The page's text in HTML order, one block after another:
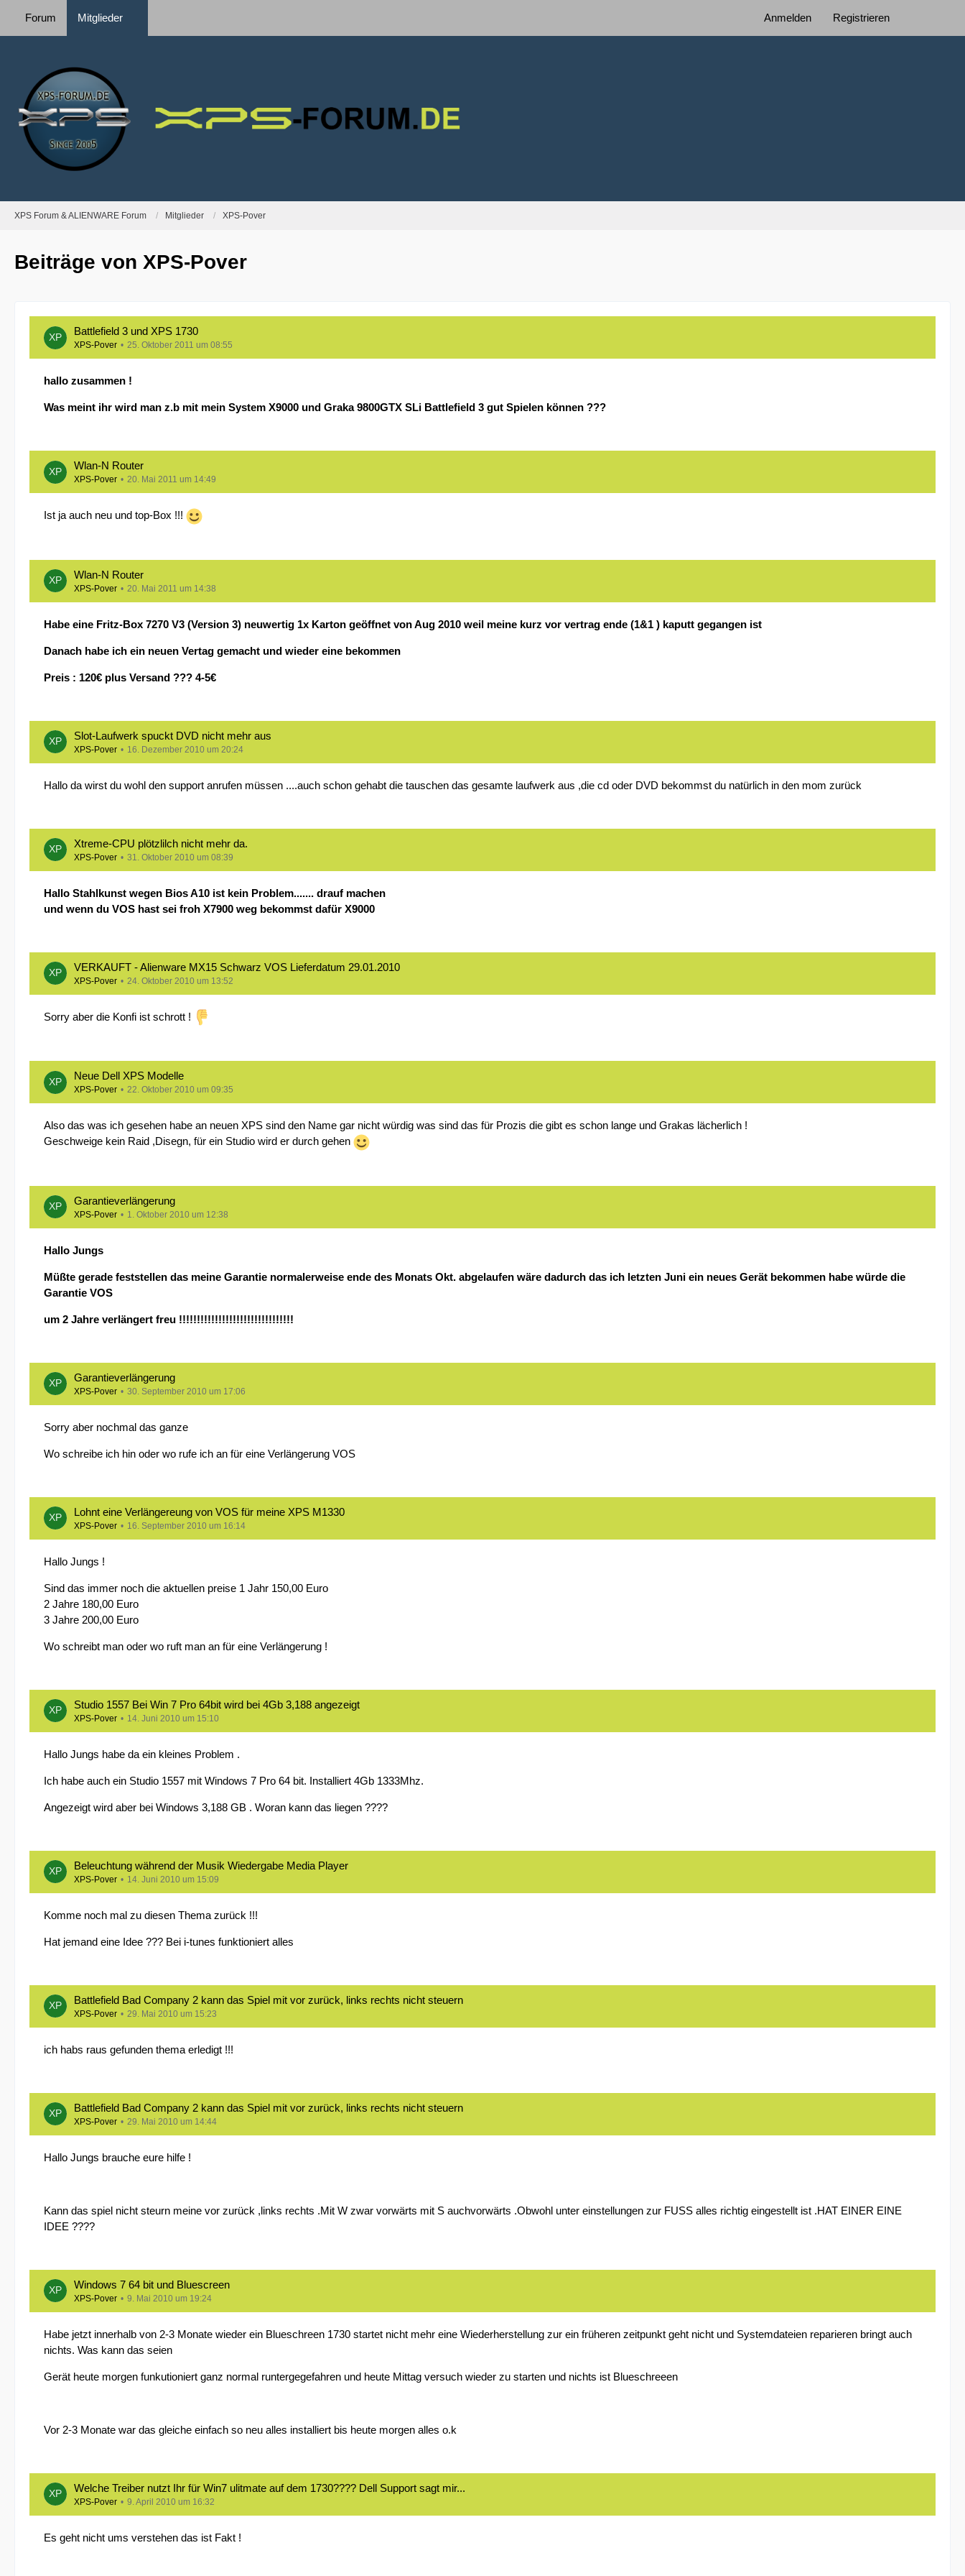
Forum Mitglieder Anmelden Registrieren
XPS Forum & ALIENWARE Forum Mitglieder XPS-Pover
Beiträge von XPS-Pover
Battlefield 3 und XPS 1730
XPS-Pover 25. Oktober 2011 um 08:55
hallo zusammen !
Was meint ihr wird man z.b mit mein System X9000 und Graka 9800GTX SLi Battlefield 3 gut Spielen können ???
Wlan-N Router
XPS-Pover 20. Mai 2011 um 14:49
Ist ja auch neu und top-Box !!!
Wlan-N Router
XPS-Pover 20. Mai 2011 um 14:38
Habe eine Fritz-Box 7270 V3 (Version 3) neuwertig 1x Karton geöffnet von Aug 2010 weil meine kurz vor vertrag ende (1&1 ) kaputt gegangen ist
Danach habe ich ein neuen Vertag gemacht und wieder eine bekommen
Preis : 120€ plus Versand ??? 4-5€
Slot-Laufwerk spuckt DVD nicht mehr aus
XPS-Pover 16. Dezember 2010 um 20:24
Hallo da wirst du wohl den support anrufen müssen ....auch schon gehabt die tauschen das gesamte laufwerk aus ,die cd oder DVD bekommst du natürlich in den mom zurück
Xtreme-CPU plötzlilch nicht mehr da.
XPS-Pover 31. Oktober 2010 um 08:39
Hallo Stahlkunst wegen Bios A10 ist kein Problem....... drauf machen
und wenn du VOS hast sei froh X7900 weg bekommst dafür X9000
VERKAUFT - Alienware MX15 Schwarz VOS Lieferdatum 29.01.2010
XPS-Pover 24. Oktober 2010 um 13:52
Sorry aber die Konfi ist schrott !
Neue Dell XPS Modelle
XPS-Pover 22. Oktober 2010 um 09:35
Also das was ich gesehen habe an neuen XPS sind den Name gar nicht würdig was sind das für Prozis die gibt es schon lange und Grakas lächerlich !
Geschweige kein Raid ,Disegn, für ein Studio wird er durch gehen
Garantieverlängerung
XPS-Pover 1. Oktober 2010 um 12:38
Hallo Jungs
Müßte gerade feststellen das meine Garantie normalerweise ende des Monats Okt. abgelaufen wäre dadurch das ich letzten Juni ein neues Gerät bekommen habe würde die
Garantie VOS
um 2 Jahre verlängert freu !!!!!!!!!!!!!!!!!!!!!!!!!!!!!!!!
Garantieverlängerung
XPS-Pover 30. September 2010 um 17:06
Sorry aber nochmal das ganze
Wo schreibe ich hin oder wo rufe ich an für eine Verlängerung VOS
Lohnt eine Verlängereung von VOS für meine XPS M1330
XPS-Pover 16. September 2010 um 16:14
Hallo Jungs !
Sind das immer noch die aktuellen preise 1 Jahr 150,00 Euro
2 Jahre 180,00 Euro
3 Jahre 200,00 Euro
Wo schreibt man oder wo ruft man an für eine Verlängerung !
Studio 1557 Bei Win 7 Pro 64bit wird bei 4Gb 3,188 angezeigt
XPS-Pover 14. Juni 2010 um 15:10
Hallo Jungs habe da ein kleines Problem .
Ich habe auch ein Studio 1557 mit Windows 7 Pro 64 bit. Installiert 4Gb 1333Mhz.
Angezeigt wird aber bei Windows 3,188 GB . Woran kann das liegen ????
Beleuchtung während der Musik Wiedergabe Media Player
XPS-Pover 14. Juni 2010 um 15:09
Komme noch mal zu diesen Thema zurück !!!
Hat jemand eine Idee ??? Bei i-tunes funktioniert alles
Battlefield Bad Company 2 kann das Spiel mit vor zurück, links rechts nicht steuern
XPS-Pover 29. Mai 2010 um 15:23
ich habs raus gefunden thema erledigt !!!
Battlefield Bad Company 2 kann das Spiel mit vor zurück, links rechts nicht steuern
XPS-Pover 29. Mai 2010 um 14:44
Hallo Jungs brauche eure hilfe !
Kann das spiel nicht steurn meine vor zurück ,links rechts .Mit W zwar vorwärts mit S auchvorwärts .Obwohl unter einstellungen zur FUSS alles richtig eingestellt ist .HAT EINER EINE
IDEE ????
Windows 7 64 bit und Bluescreen
XPS-Pover 9. Mai 2010 um 19:24
Habe jetzt innerhalb von 2-3 Monate wieder ein Blueschreen 1730 startet nicht mehr eine Wiederherstellung zur ein früheren zeitpunkt geht nicht und Systemdateien reparieren bringt auch
nichts. Was kann das seien
Gerät heute morgen funkutioniert ganz normal runtergegefahren und heute Mittag versuch wieder zu starten und nichts ist Blueschreeen
Vor 2-3 Monate war das gleiche einfach so neu alles installiert bis heute morgen alles o.k
Welche Treiber nutzt Ihr für Win7 ulitmate auf dem 1730???? Dell Support sagt mir...
XPS-Pover 9. April 2010 um 16:32
Es geht nicht ums verstehen das ist Fakt !